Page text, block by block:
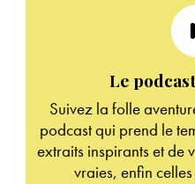
Le
Suivez la folle
podcast qui prend le
extraits inspirants et de
vraies, enfin